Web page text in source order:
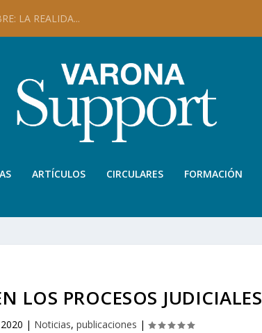
LA REALIDA...
ARTÍCULOS CIRCULARES FORMACIÓN
LOS PROCESOS JUDICIALES
| Noticias,publicaciones |